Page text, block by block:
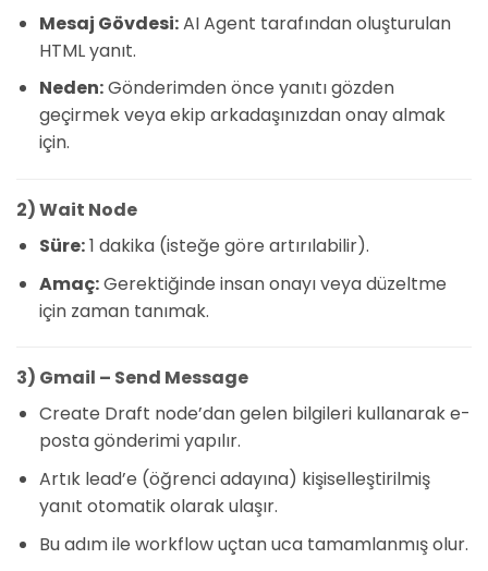
Mesaj Gövdesi:AI Agent tarafından oluşturulan
HTML yanıt.
Neden:Gönderimden önce yanıtı gözden
geçirmek veya ekip arkadaşınızdan onay almak
için.
2) Wait Node
Süre:1 dakika (isteğe göre artırılabilir).
Amaç:Gerektiğinde insan onayı veya düzeltme
için zaman tanımak.
3) Gmail – Send Message
Create Draft node’dan gelen bilgileri kullanarak e-
posta gönderimi yapılır.
Artık lead’e (öğrenci adayına) kişiselleştirilmiş
yanıt otomatik olarak ulaşır.
Bu adım ile workflow uçtan uca tamamlanmış olur.